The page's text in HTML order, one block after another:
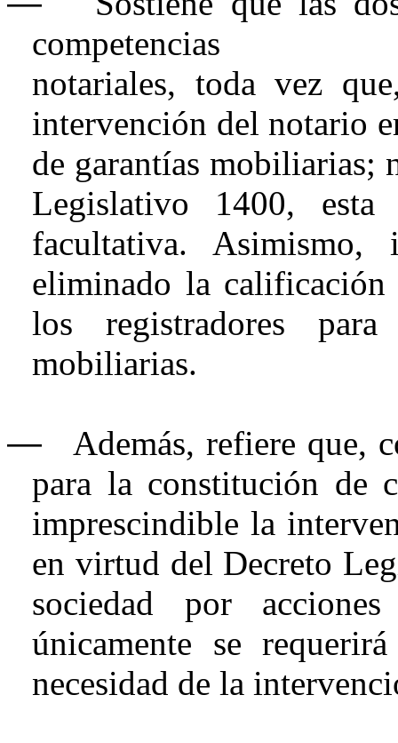
competencias
notariales, toda vez
intervención del notario
de garantías
Legislativo 1400,
facultativa.
eliminado la
los registradores
mobiliarias.
―
Además, refiere que,
para la constitución de
imprescindible la
en virtud del Decreto
sociedad por
únicamente se
necesidad de la